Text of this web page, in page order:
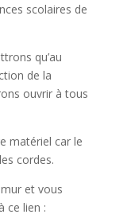
scolaires de
qu’au
de la
ouvrir à tous
matériel car le
cordes.
et vous
ce lien :